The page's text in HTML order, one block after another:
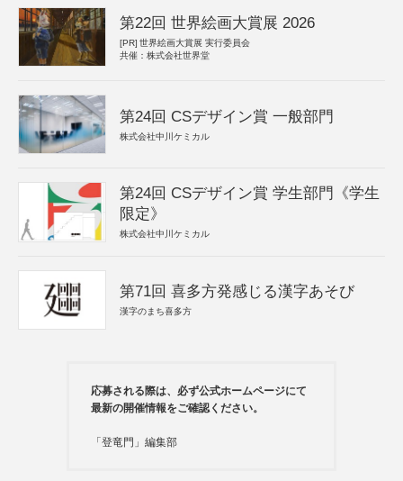
第22回 世界絵画大賞展 2026
[PR] 世界絵画大賞展 実行委員会
共催：株式会社世界堂
第24回 CSデザイン賞 一般部門
株式会社中川ケミカル
第24回 CSデザイン賞 学生部門《学生
限定》
株式会社中川ケミカル
第71回 喜多方発感じる漢字あそび
漢字のまち喜多方
応募される際は、必ず公式ホームページにて
最新の開催情報をご確認ください。
「登竜門」編集部